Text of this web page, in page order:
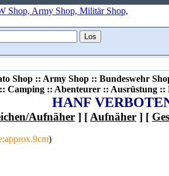
Shop :: Army Shop :: Bundeswehr
Camping :: Abenteurer :: Ausrüstung ::
HANF
Aufnäher ] [ Aufnäher ] [
)